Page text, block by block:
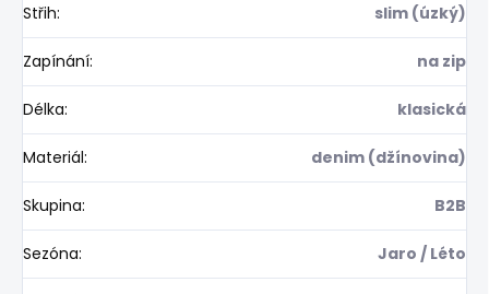
Střih: slim (úzký)
Zapínání: na zip
Délka: klasická
Materiál: denim (džínovina)
Skupina: B2B
Sezóna: Jaro / Léto